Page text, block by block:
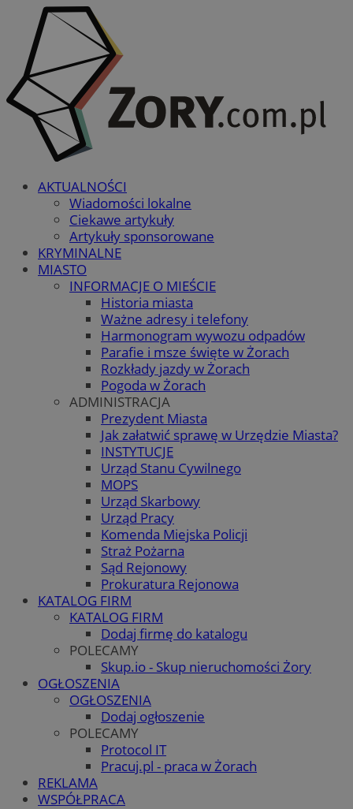
AKTUALNOŚCI
Wiadomości lokalne
Ciekawe artykuły
Artykuły sponsorowane
KRYMINALNE
MIASTO
INFORMACJE O MIEŚCIE
Historia miasta
Ważne adresy i telefony
Harmonogram wywozu odpadów
Parafie i msze święte w Żorach
Rozkłady jazdy w Żorach
Pogoda w Żorach
ADMINISTRACJA
Prezydent Miasta
Jak załatwić sprawę w Urzędzie Miasta?
INSTYTUCJE
Urząd Stanu Cywilnego
MOPS
Urząd Skarbowy
Urząd Pracy
Komenda Miejska Policji
Straż Pożarna
Sąd Rejonowy
Prokuratura Rejonowa
KATALOG FIRM
KATALOG FIRM
Dodaj firmę do katalogu
POLECAMY
Skup.io - Skup nieruchomości Żory
OGŁOSZENIA
OGŁOSZENIA
Dodaj ogłoszenie
POLECAMY
Protocol IT
Pracuj.pl - praca w Żorach
REKLAMA
WSPÓŁPRACA